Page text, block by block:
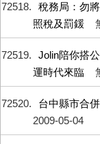
72518
稅務局：勿
照稅及罰鍰
72519
Jolin陪你搭
運時代來臨
72520 台中縣市合
2009-05-04